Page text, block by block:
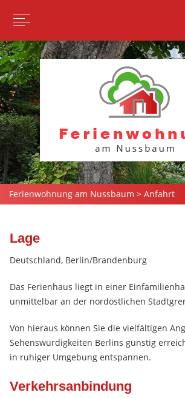
Ferienwohnung am Nussbaum > Anfahrt
Lage
Deutschland, Berlin/Brandenburg
Das Ferienhaus liegt in einer
unmittelbar an der nordöstlichen
Von hieraus können Sie die vielfältigen
Sehenswürdigkeiten Berlins günstig
in ruhiger Umgebung entspannen.
Verkehrsanbindung